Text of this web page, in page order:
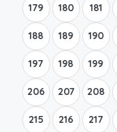
179 180 181
188 189 190
197 198 199
206 207 208
215 216 217